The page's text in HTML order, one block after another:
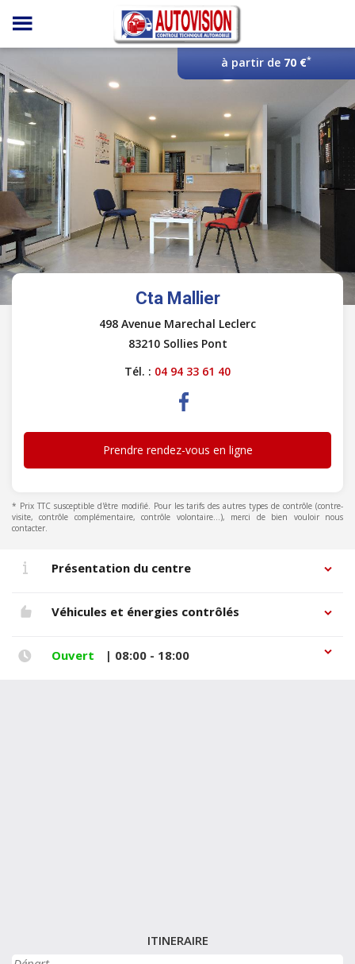
Panneau de gestion des cookies
à partir de 70 €*
Cta Mallier
498 Avenue Marechal Leclerc
83210 Sollies Pont
Tél. : 04 94 33 61 40
Prendre rendez-vous en ligne
* Prix TTC susceptible d'être modifié. Pour les tarifs des autres types de contrôle (contre-
visite, contrôle complémentaire, contrôle volontaire...), merci de bien vouloir nous
contacter.
Présentation du centre
Véhicules et énergies contrôlés
Ouvert | 08:00 - 18:00
ITINERAIRE